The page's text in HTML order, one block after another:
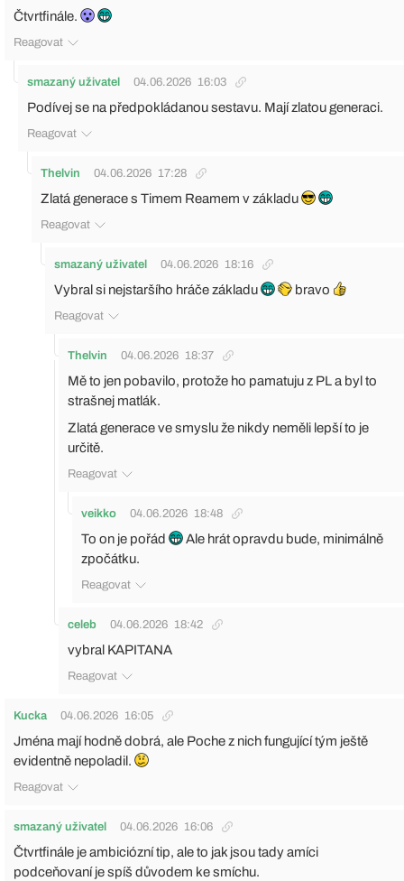
Čtvrtfinále.
Reagovat
smazaný uživatel 04.06.2026 16:03
Podívej se na předpokládanou sestavu. Mají zlatou generaci.
Reagovat
Thelvin 04.06.2026 17:28
Zlatá generace s Timem Reamem v základu
Reagovat
smazaný uživatel 04.06.2026 18:16
Vybral si nejstaršího hráče základu bravo
Reagovat
Thelvin 04.06.2026 18:37
Mě to jen pobavilo, protože ho pamatuju z PL a byl to
strašnej matlák.
Zlatá generace ve smyslu že nikdy neměli lepší to je
určitě.
Reagovat
veikko 04.06.2026 18:48
To on je pořád
Ale hrát opravdu bude, minimálně
zpočátku.
Reagovat
celeb 04.06.2026 18:42
vybral KAPITANA
Reagovat
Kucka 04.06.2026 16:05
Jména mají hodně dobrá, ale Poche z nich fungující tým ještě
evidentně nepoladil.
Reagovat
smazaný uživatel 04.06.2026 16:06
Čtvrtfinále je ambiciózní tip, ale to jak jsou tady amíci
podceňovaní je spíš důvodem ke smíchu.